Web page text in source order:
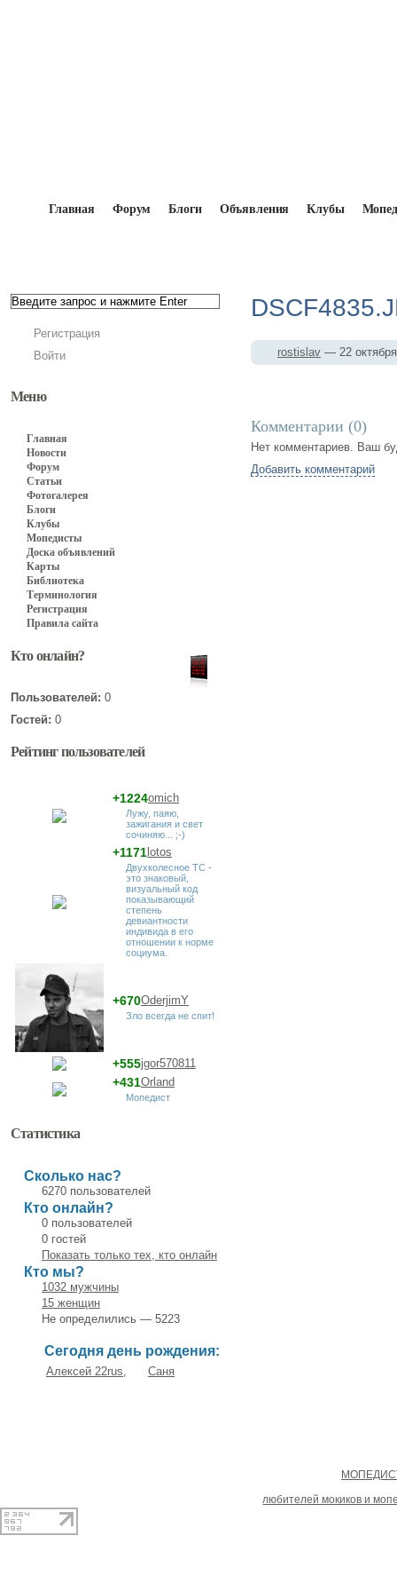
Главная Форум Блоги Объявления Клубы
Регистрация
Войти
Меню
Главная
Новости
Форум
Статьи
Фотогалерея
Блоги
Клубы
Мопедисты
Доска объявлений
Карты
Библиотека
Терминология
Регистрация
Правила сайта
Кто онлайн?
Пользователей: 0
Гостей: 0
Рейтинг пользователей
omich
+1224
Лужу, паяю,
зажигания и свет
сочиняю... ;-)
lotos
+1171
Двухколесное ТС -
это знаковый,
визуальный код
показывающий
степень
девиантности
индивида в его
отношении к норме
социума.
OderjimY
+670
Зло всегда не спит!
jgor570811
+555
Orland
+431
Мопедист
Статистика
Сколько нас?
6270 пользователей
Кто онлайн?
0 пользователей
0 гостей
Показать только тех, кто онлайн
Кто мы?
1032 мужчины
15 женщин
Не определились — 5223
Сегодня день рождения:
Алексей 22rus, Саня
rostislav — 22
Комментарии (0)
Нет комментариев. Ваш
Добавить комментарий
любителей мокиков и